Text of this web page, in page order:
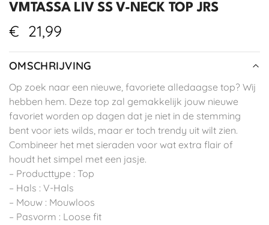
VMTASSA LIV SS V-NECK TOP JRS
€ 21,99
OMSCHRIJVING
Op zoek naar een nieuwe, favoriete alledaagse top? Wij
hebben hem. Deze top zal gemakkelijk jouw nieuwe
favoriet worden op dagen dat je niet in de stemming
bent voor iets wilds, maar er toch trendy uit wilt zien.
Combineer het met sieraden voor wat extra flair of
houdt het simpel met een jasje.
– Producttype : Top
– Hals : V-Hals
– Mouw : Mouwloos
– Pasvorm : Loose fit